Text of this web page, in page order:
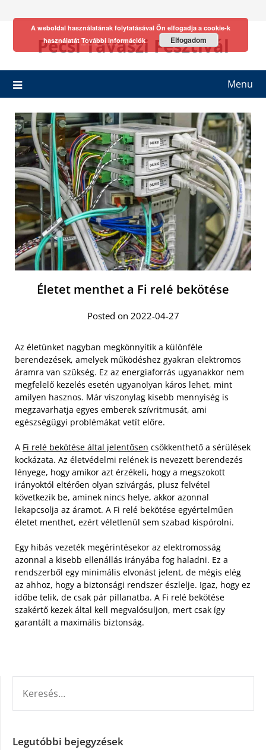
Pécsi Tavaszi Fesztivál
Menu
Életet menthet a Fi relé bekötése
Posted on 2022-04-27
Az életünket nagyban megkönnyítik a különféle
berendezések, amelyek működéshez gyakran elektromos
áramra van szükség. Ez az energiaforrás ugyanakkor nem
megfelelő kezelés esetén ugyanolyan káros lehet, mint
amilyen hasznos. Már viszonylag kisebb mennyiség is
megzavarhatja egyes emberek szívritmusát, ami
egészségügyi problémákat vetít előre.
A Fi relé bekötése által jelentősen csökkenthető a sérülések
kockázata. Az életvédelmi relének is nevezett berendezés
lényege, hogy amikor azt érzékeli, hogy a megszokott
irányoktól eltérően olyan szivárgás, plusz felvétel
következik be, aminek nincs helye, akkor azonnal
lekapcsolja az áramot. A Fi relé bekötése egyértelműen
életet menthet, ezért véletlenül sem szabad kispórolni.
Egy hibás vezeték megérintésekor az elektromosság
azonnal a kisebb ellenállás irányába fog haladni. Ez a
rendszerből egy minimális elvonást jelent, de mégis elég
az ahhoz, hogy a biztonsági rendszer észlelje. Igaz, hogy ez
időbe telik, de csak pár pillanatba. A Fi relé bekötése
szakértő kezek által kell megvalósuljon, mert csak így
garantált a maximális biztonság.
Legutóbbi bejegyzések
A weboldal használatának folytatásával Ön elfogadja a cookie-k
használatát További információk Elfogadom